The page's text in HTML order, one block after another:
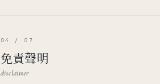
04 / 07
免責聲明
disclaimer